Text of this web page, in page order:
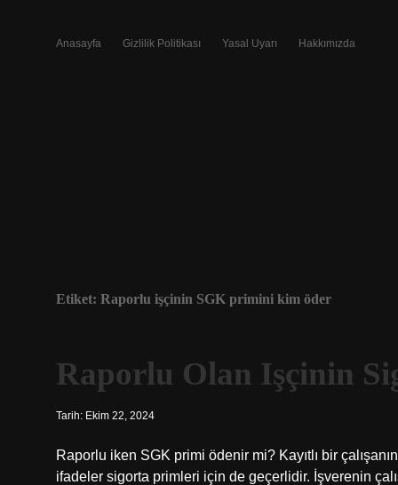
Anasayfa Gizlilik Politikası Yasal Uyarı Hakkımızda
Etiket: Raporlu işçinin SGK primini kim öder
Raporlu Olan Işçinin
Tarih: Ekim 22, 2024
Raporlu iken SGK primi ödenir mi? Kayıtlı bir
ifadeler sigorta primleri için de geçerlidir. İşverenin